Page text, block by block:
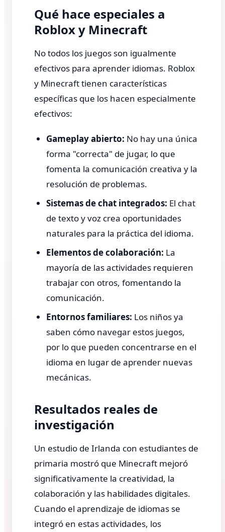
Qué hace especiales a
Roblox y Minecraft
No todos los juegos son igualmente
efectivos para aprender idiomas. Roblox
y Minecraft tienen características
específicas que los hacen especialmente
efectivos:
Gameplay abierto: No hay una única
forma "correcta" de jugar, lo que
fomenta la comunicación creativa y la
resolución de problemas.
Sistemas de chat integrados: El chat
de texto y voz crea oportunidades
naturales para la práctica del idioma.
Elementos de colaboración: La
mayoría de las actividades requieren
trabajar con otros, fomentando la
comunicación.
Entornos familiares: Los niños ya
saben cómo navegar estos juegos,
por lo que pueden concentrarse en el
idioma en lugar de aprender nuevas
mecánicas.
Resultados reales de
investigación
Un estudio de Irlanda con estudiantes de
primaria mostró que Minecraft mejoró
significativamente la creatividad, la
colaboración y las habilidades digitales.
Cuando el aprendizaje de idiomas se
integró en estas actividades, los